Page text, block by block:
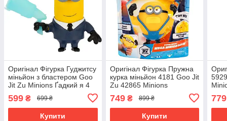
Оригінал Фігурка Гуджитсу
міньйон з бластером Goo
Jit Zu Minions Ґадкий я 4
599 ₴ 699 ₴
Купити
Оригінал Фігурка Пружна
курка міньйон 4181 Goo Jit
Zu 42865 Minions
749₴ 899 ₴
Купити